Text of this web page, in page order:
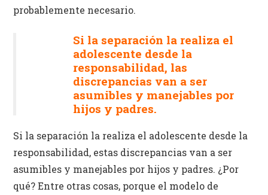
probablemente necesario.
Si la separación la realiza el
adolescente desde la
responsabilidad, las
discrepancias van a ser
asumibles y manejables por
hijos y padres.
Si la separación la realiza el adolescente desde la
responsabilidad, estas discrepancias van a ser
asumibles y manejables por hijos y padres. ¿Por
qué? Entre otras cosas, porque el modelo de